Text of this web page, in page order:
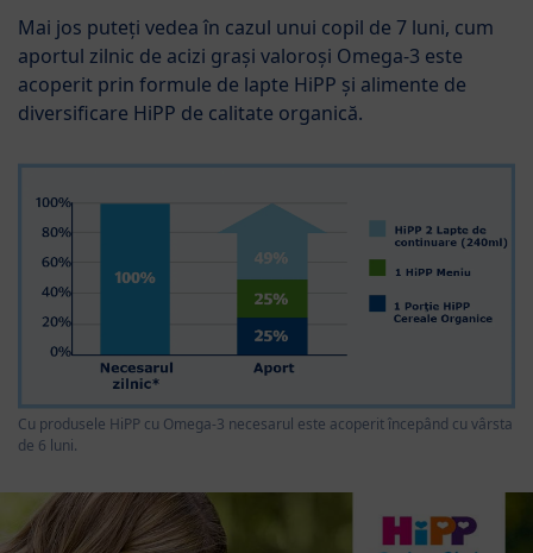
Mai jos puteți vedea în cazul unui copil de 7 luni, cum
aportul zilnic de acizi grași valoroși Omega-3 este
acoperit prin formule de lapte HiPP și alimente de
diversificare HiPP de calitate organică.
Cu produsele HiPP cu Omega-3 necesarul este acoperit începând cu vârsta
de 6 luni.